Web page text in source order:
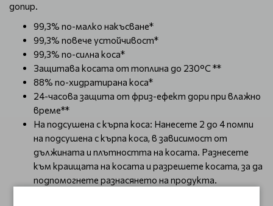
допир.
99,3% по-малко накъсване*
99,3% повече устойчивост*
99,3% по-силна коса*
Защитава косата от топлина до 230°C **
88% по-хидратирана коса*
24-часова защита от фриз-ефект дори при влажно
време**
На подсушена с кърпа коса: Нанесете 2 до 4 помпи
на подсушена с кърпа коса, в зависимост от
дължината и плътността на косата. Разнесете
към краищата на косата и разрешете косата, за да
подпомогнете разнасянето на продукта.